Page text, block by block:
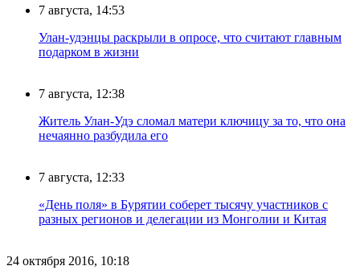
7 августа, 14:53
Улан-удэнцы раскрыли в опросе, что считают главным
подарком в жизни
7 августа, 12:38
Житель Улан-Удэ сломал матери ключицу за то, что она
нечаянно разбудила его
7 августа, 12:33
«День поля» в Бурятии соберет тысячу участников с
разных регионов и делегации из Монголии и Китая
24 октября 2016, 10:18